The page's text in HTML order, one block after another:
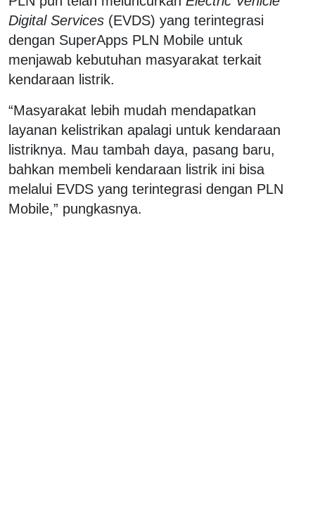
Digital Services (EVDS) yang terintegrasi
dengan SuperApps PLN Mobile untuk
menjawab kebutuhan masyarakat terkait
kendaraan listrik.
“Masyarakat lebih mudah mendapatkan
layanan kelistrikan apalagi untuk kendaraan
listriknya. Mau tambah daya, pasang baru,
bahkan membeli kendaraan listrik ini bisa
melalui EVDS yang terintegrasi dengan PLN
Mobile,” pungkasnya.